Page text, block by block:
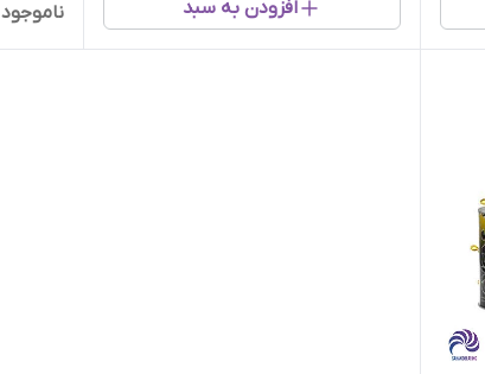
افزودن به سبد ناموجود